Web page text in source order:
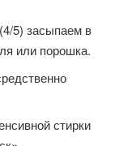
5) засыпаем в
или порошка.
стирки